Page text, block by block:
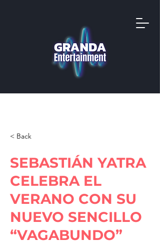
< Back
SEBASTIÁN YATRA
CELEBRA EL
VERANO CON SU
NUEVO SENCILLO
“VAGABUNDO”